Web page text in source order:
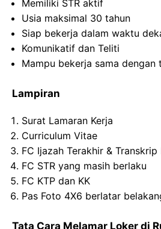
Memiliki STR aktif
Usia maksimal 30 tahun
Siap bekerja dalam waktu
Komunikatif dan Teliti
Mampu bekerja sama dengan
Lampiran
Surat Lamaran Kerja
Curriculum Vitae
FC Ijazah Terakhir & Transkrip
FC STR yang masih berlaku
FC KTP dan KK
Pas Foto 4X6 berlatar
Tata Cara Melamar Loker di